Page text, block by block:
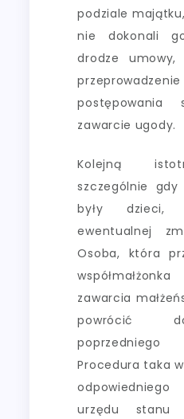
podziale
nie dokonali
drodze umowy,
postępowania
zawarcie ugody.
Kolejną
szczególnie gdy
były dzieci,
ewentualnej
Osoba, która
zawarcia
powrócić
Procedura taka
urzędu stanu